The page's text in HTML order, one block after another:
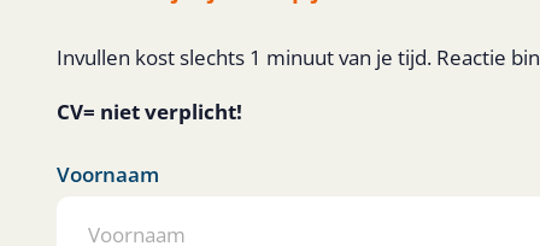
Invullen kost slechts 1 minuut van je tijd. Reactie
CV= niet verplicht!
Voornaam